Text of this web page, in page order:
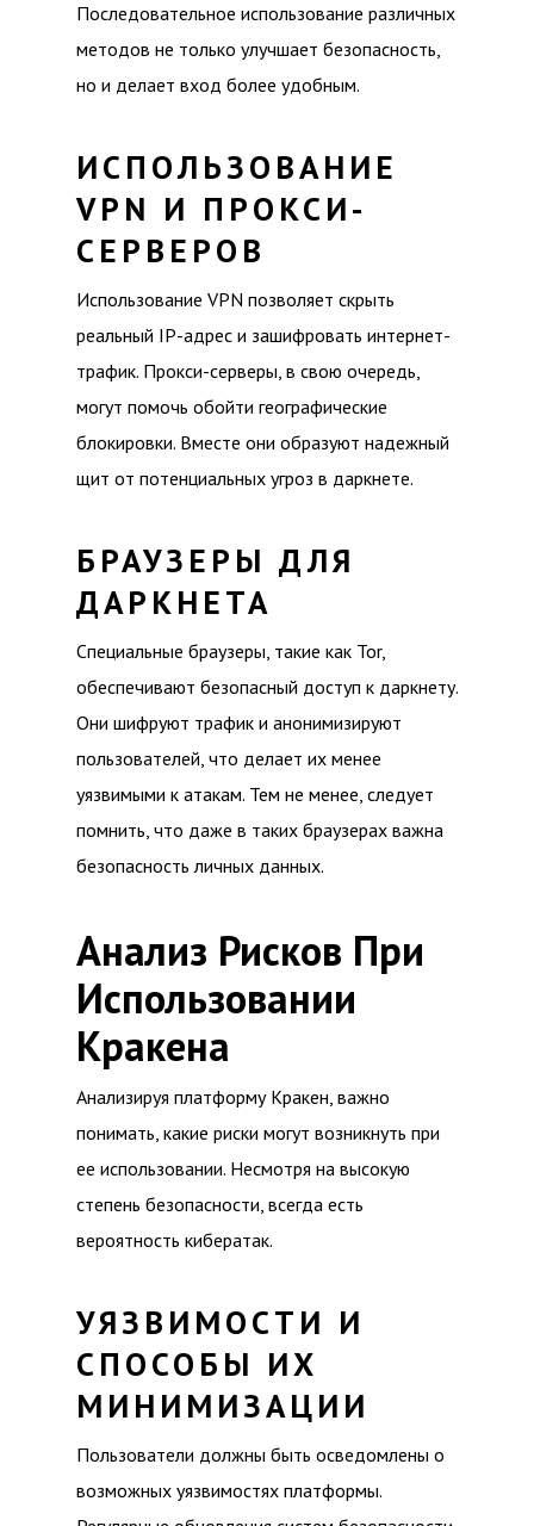
Последовательное использование различных
методов не только улучшает безопасность,
но и делает вход более удобным.
ИСПОЛЬЗОВАНИЕ
VPN И ПРОКСИ-
СЕРВЕРОВ
Использование VPN позволяет скрыть
реальный IP-адрес и зашифровать интернет-
трафик. Прокси-серверы, в свою очередь,
могут помочь обойти географические
блокировки. Вместе они образуют надежный
щит от потенциальных угроз в даркнете.
БРАУЗЕРЫ ДЛЯ
ДАРКНЕТА
Специальные браузеры, такие как Tor,
обеспечивают безопасный доступ к даркнету.
Они шифруют трафик и анонимизируют
пользователей, что делает их менее
уязвимыми к атакам. Тем не менее, следует
помнить, что даже в таких браузерах важна
безопасность личных данных.
Анализ Рисков При
Использовании
Кракена
Анализируя платформу Кракен, важно
понимать, какие риски могут возникнуть при
ее использовании. Несмотря на высокую
степень безопасности, всегда есть
вероятность кибератак.
УЯЗВИМОСТИ И
СПОСОБЫ ИХ
МИНИМИЗАЦИИ
Пользователи должны быть осведомлены о
возможных уязвимостях платформы.